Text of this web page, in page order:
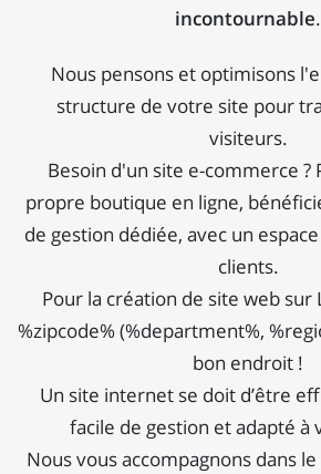
incontournable.
Nous pensons et optimisons
structure de votre site pour
visiteurs.
Besoin d'un site e-commerce ?
propre boutique en ligne,
de gestion dédiée, avec un
clients.
Pour la création de site web sur
%zipcode% (%department%,
bon endroit !
Un site internet se doit d’être
facile de gestion et adapté à
Nous vous accompagnons dans